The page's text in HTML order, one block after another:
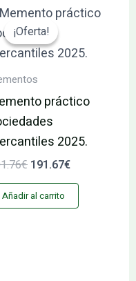
¡Oferta!
¡Oferta!
práctico
2025.
€
El
precio
original
era:
191.67€
El
es:
Añadir al carrito